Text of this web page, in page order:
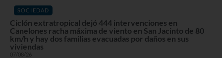
SOCIEDAD
Ciclón extratropical dejó 444 intervenciones en
Canelones racha máxima de viento en San Jacinto de 80
km/h y hay dos familias evacuadas por daños en sus
viviendas
07/08/26